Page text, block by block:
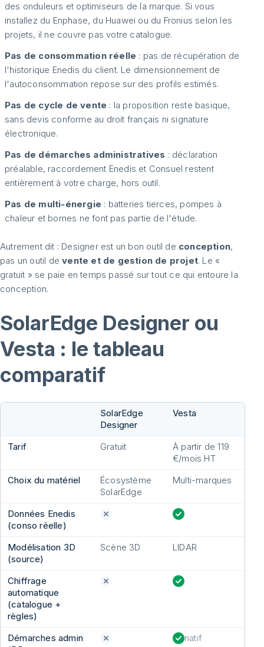
des onduleurs et optimiseurs de la marque. Si vous
installez du Enphase, du Huawei ou du Fronius selon les
projets, il ne couvre pas votre catalogue.
Pas de consommation réelle : pas de récupération de
l'historique Enedis du client. Le dimensionnement de
l'autoconsommation repose sur des profils estimés.
Pas de cycle de vente : la proposition reste basique,
sans devis conforme au droit français ni signature
électronique.
Pas de démarches administratives : déclaration
préalable, raccordement Enedis et Consuel restent
entièrement à votre charge, hors outil.
Pas de multi-énergie : batteries tierces, pompes à
chaleur et bornes ne font pas partie de l'étude.
Autrement dit : Designer est un bon outil de conception,
pas un outil devente et de gestion de projet. Le «
gratuit » se paie en temps passé sur tout ce qui entoure la
conception.
SolarEdge Designer ou
Vesta : le tableau
comparatif
SolarEdge
Designer
Vesta
Tarif Gratuit
À partir de 119
€/mois HT
Choix du matériel
Écosystème
SolarEdge
Multi-marques
Données Enedis
(conso réelle)
Modélisation 3D
(source)
Scène 3D LIDAR
Chiffrage
automatique
(catalogue +
règles)
Démarches admin
natif